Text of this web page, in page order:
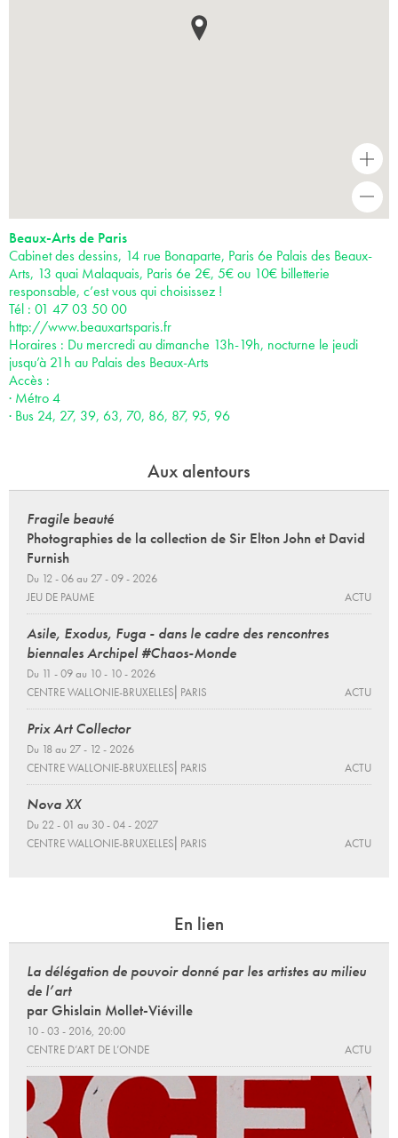
+
Beaux-Arts de Paris
Cabinet des dessins, 14 rue Bonaparte, Paris 6e Palais des Beaux-
Arts, 13 quai Malaquais, Paris 6e 2€, 5€ ou 10€ billetterie
responsable, c’est vous qui choisissez !
Tél : 01 47 03 50 00
http://www.beauxartsparis.fr
Horaires : Du mercredi au dimanche 13h-19h, nocturne le jeudi
jusqu’à 21h au Palais des Beaux-Arts
Accès :
· Métro 4
· Bus 24, 27, 39, 63, 70, 86, 87, 95, 96
Aux alentours
Fragile beauté
Photographies de la collection de Sir Elton John et David
Furnish
Du 12 - 06 au 27 - 09 - 2026
JEU DE PAUME
ACTU
Asile, Exodus, Fuga - dans le cadre des rencontres
biennales Archipel #Chaos-Monde
Du 11 - 09 au 10 - 10 - 2026
CENTRE WALLONIE-BRUXELLES⎜PARIS
ACTU
Prix Art Collector
Du 18 au 27 - 12 - 2026
CENTRE WALLONIE-BRUXELLES⎜PARIS
ACTU
Nova XX
Du 22 - 01 au 30 - 04 - 2027
CENTRE WALLONIE-BRUXELLES⎜PARIS
ACTU
En lien
La délégation de pouvoir donné par les artistes au milieu
de l’art
par Ghislain Mollet-Viéville
10 - 03 - 2016, 20:00
CENTRE D’ART DE L’ONDE
ACTU